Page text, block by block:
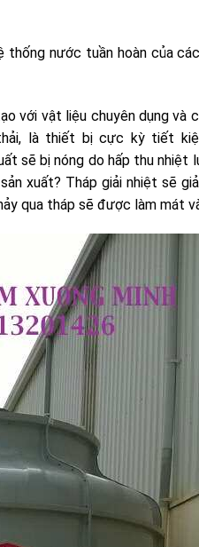
nước tuần hoàn của
với vật liệu chuyên dụng và
là thiết bị cực kỳ tiết
sẽ bị nóng do hấp thu
xuất? Tháp giải nhiệt sẽ
qua tháp sẽ được làm mát